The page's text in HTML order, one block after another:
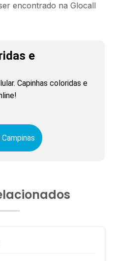
encontrado na Glocall
e
Capinhas coloridas e